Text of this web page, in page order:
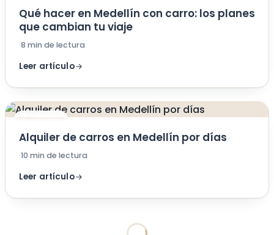
Qué hacer en Medellín con carro: los planes
que cambian tu viaje
·8 min de lectura
Leer artículo
Alquiler de carros en Medellín por días
·10 min de lectura
Leer artículo